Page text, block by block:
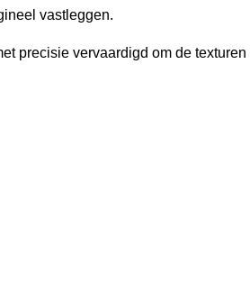
vastleggen.
precisie vervaardigd om de